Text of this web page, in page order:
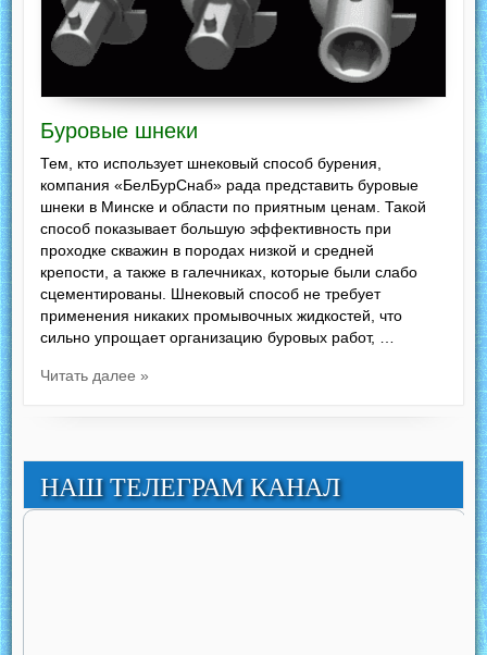
Буровые шнеки
Тем, кто использует шнековый способ бурения,
компания «БелБурСнаб» рада представить буровые
шнеки в Минске и области по приятным ценам. Такой
способ показывает большую эффективность при
проходке скважин в породах низкой и средней
крепости, а также в галечниках, которые были слабо
сцементированы. Шнековый способ не требует
применения никаких промывочных жидкостей, что
сильно упрощает организацию буровых работ, …
Читать далее »
НАШ ТЕЛЕГРАМ КАНАЛ